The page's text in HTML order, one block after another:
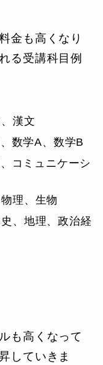
金も高くなり
る受講科目例
漢文
数学A、数学B
コミュニケーシ
理、生物
、地理、政治経
も高くなって
していきま